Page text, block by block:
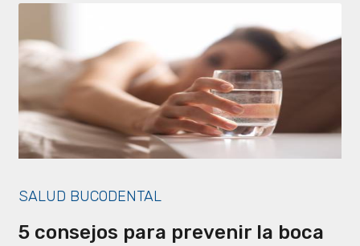
SALUD BUCODENTAL
5 consejos para prevenir la boca